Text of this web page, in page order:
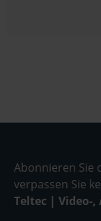
Abonnieren Sie
verpassen Sie
Teltec | Video-